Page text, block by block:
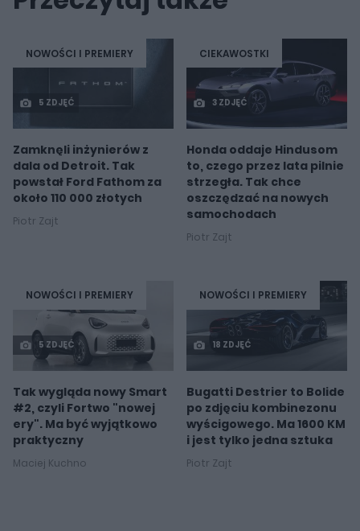
NOWOŚCI I PREMIERY
5 ZDJĘĆ
Zamknęli inżynierów z
dala od Detroit. Tak
powstał Ford Fathom za
około 110 000 złotych
Piotr Zajt
CIEKAWOSTKI
3 ZDJĘĆ
Honda oddaje Hindusom
to, czego przez lata pilnie
strzegła. Tak chce
oszczędzać na nowych
samochodach
Piotr Zajt
NOWOŚCI I PREMIERY
5 ZDJĘĆ
Tak wygląda nowy Smart
#2, czyli Fortwo "nowej
ery". Ma być wyjątkowo
praktyczny
Maciej Kuchno
NOWOŚCI I PREMIERY
18 ZDJĘĆ
Bugatti Destrier to Bolide
po zdjęciu kombinezonu
wyścigowego. Ma 1600 KM
i jest tylko jedna sztuka
Piotr Zajt